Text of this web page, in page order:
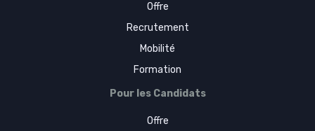
Offre
Recrutement
Mobilité
Formation
Pour les Candidats
Offre